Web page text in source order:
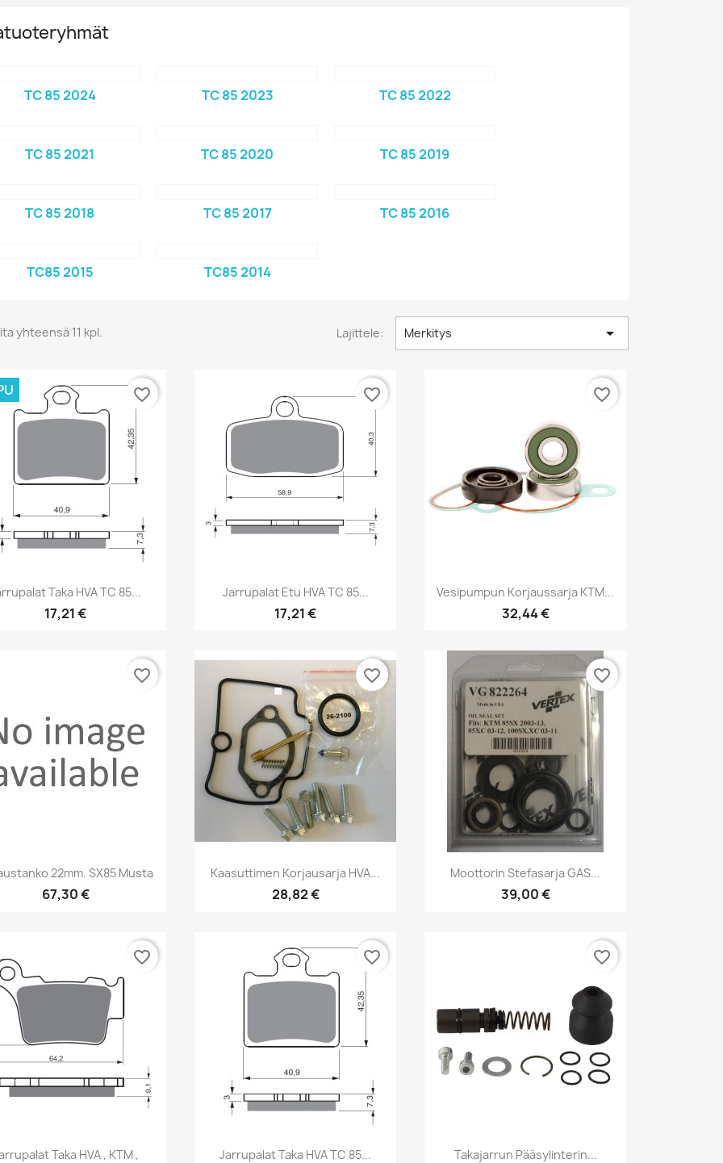
TC 85 2024 TC 85 2023 TC 85 2022
TC 85 2021 TC 85 2020 TC 85 2019
TC 85 2018 TC 85 2017 TC 85 2016
TC85 2015 TC85 2014
yhteensä 11 kpl. Lajittele: Merkitys 
Pikakatselu
Taka HVA TC 85...
17,21 €
favorite_border
Pikakatselu
Jarrupalat Etu HVA TC 85...
17,21 €
favorite_border
Pikakatselu
Vesipumpun Korjaussarja KTM...
32,44 €
favorite_border
Pikakatselu
22mm. SX85 Musta
67,30 €
favorite_border
Pikakatselu
Kaasuttimen Korjausarja HVA...
28,82 €
favorite_border
Pikakatselu
Moottorin Stefasarja GAS...
39,00 €
favorite_border
Pikakatselu
Taka HVA , KTM ,
favorite_border
Pikakatselu
Jarrupalat Taka HVA TC 85...
favorite_border
Pikakatselu
Takajarrun Pääsylinterin...
favorite_border